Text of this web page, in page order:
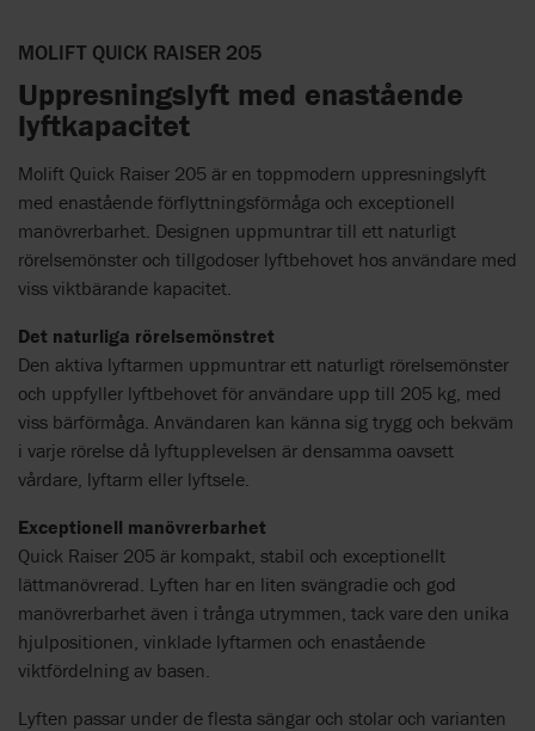
MOLIFT QUICK RAISER 205
Uppresningslyft med enastående
lyftkapacitet
Molift Quick Raiser 205 är en toppmodern uppresningslyft
med enastående förflyttningsförmåga och exceptionell
manövrerbarhet. Designen uppmuntrar till ett naturligt
rörelsemönster och tillgodoser lyftbehovet hos användare med
viss viktbärande kapacitet.
Det naturliga rörelsemönstret
Den aktiva lyftarmen uppmuntrar ett naturligt rörelsemönster
och uppfyller lyftbehovet för användare upp till 205 kg, med
viss bärförmåga. Användaren kan känna sig trygg och bekväm
i varje rörelse då lyftupplevelsen är densamma oavsett
vårdare, lyftarm eller lyftsele.
Exceptionell manövrerbarhet
Quick Raiser 205 är kompakt, stabil och exceptionellt
lättmanövrerad. Lyften har en liten svängradie och god
manövrerbarhet även i trånga utrymmen, tack vare den unika
hjulpositionen, vinklade lyftarmen och enastående
viktfördelning av basen.
Lyften passar under de flesta sängar och stolar och varianten